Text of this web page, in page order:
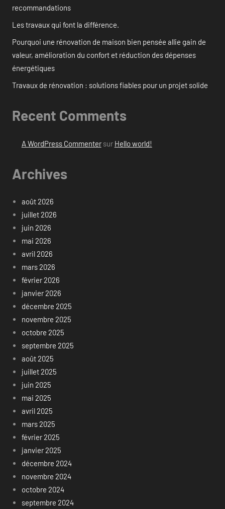
recommandations
Les travaux qui font la différence.
Pourquoi une rénovation de maison bien pensée allie gain de
valeur, amélioration du confort et réduction des dépenses
énergétiques
Travaux de rénovation : solutions fiables pour un projet solide
Recent Comments
A WordPress Commentersur Hello world!
Archives
août 2026
juillet 2026
juin 2026
mai 2026
avril 2026
mars 2026
février 2026
janvier 2026
décembre 2025
novembre 2025
octobre 2025
septembre 2025
août 2025
juillet 2025
juin 2025
mai 2025
avril 2025
mars 2025
février 2025
janvier 2025
décembre 2024
novembre 2024
octobre 2024
septembre 2024